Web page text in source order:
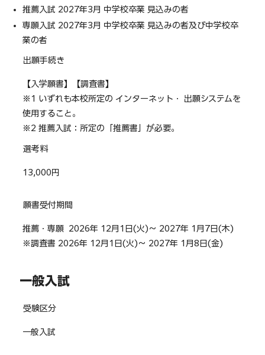
推薦入試 2027年3月 中学校卒業 見込みの者
専願入試 2027年3月 中学校卒業 見込みの者及び中学校卒
業の者
出願手続き
【入学願書】【調査書】
※1 いずれも本校所定の インターネット・ 出願システムを
使用すること。
※2 推薦入試：所定の「推薦書」が必要。
選考料
13,000円
願書受付期間
推薦・専願 2026年 12月1日(火)～ 2027年 1月7日(木)
※調査書 2026年 12月1日(火)～ 2027年 1月8日(金)
一般入試
受験区分
一般入試